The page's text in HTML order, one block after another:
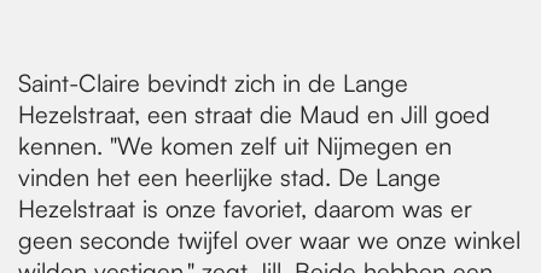
Saint-Claire bevindt zich in de Lange
Hezelstraat, een straat die Maud en Jill goed
kennen. "We komen zelf uit Nijmegen en
vinden het een heerlijke stad. De Lange
Hezelstraat is onze favoriet, daarom was er
geen seconde twijfel over waar we onze winkel